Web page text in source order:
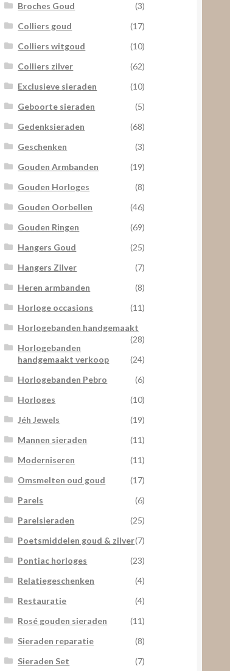
Broches Goud
(3)
Colliers goud
(17)
Colliers witgoud
(10)
Colliers zilver
(62)
Exclusieve sieraden
(10)
Geboorte sieraden
(5)
Gedenksieraden
(68)
Geschenken
(3)
Gouden Armbanden
(19)
Gouden Horloges
(8)
Gouden Oorbellen
(46)
Gouden Ringen
(69)
Hangers Goud
(25)
Hangers Zilver
(7)
Heren armbanden
(8)
Horloge occasions
(11)
Horlogebanden handgemaakt
(28)
Horlogebanden
handgemaakt verkoop
(24)
Horlogebanden Pebro
(6)
Horloges
(10)
Jéh Jewels
(19)
Mannen sieraden
(11)
Moderniseren
(11)
Omsmelten oud goud
(17)
Parels
(6)
Parelsieraden
(25)
Poetsmiddelen goud & zilver(7)
Pontiac horloges
(23)
Relatiegeschenken
(4)
Restauratie
(4)
Rosé gouden sieraden
(11)
Sieraden reparatie
(8)
Sieraden Set
(7)